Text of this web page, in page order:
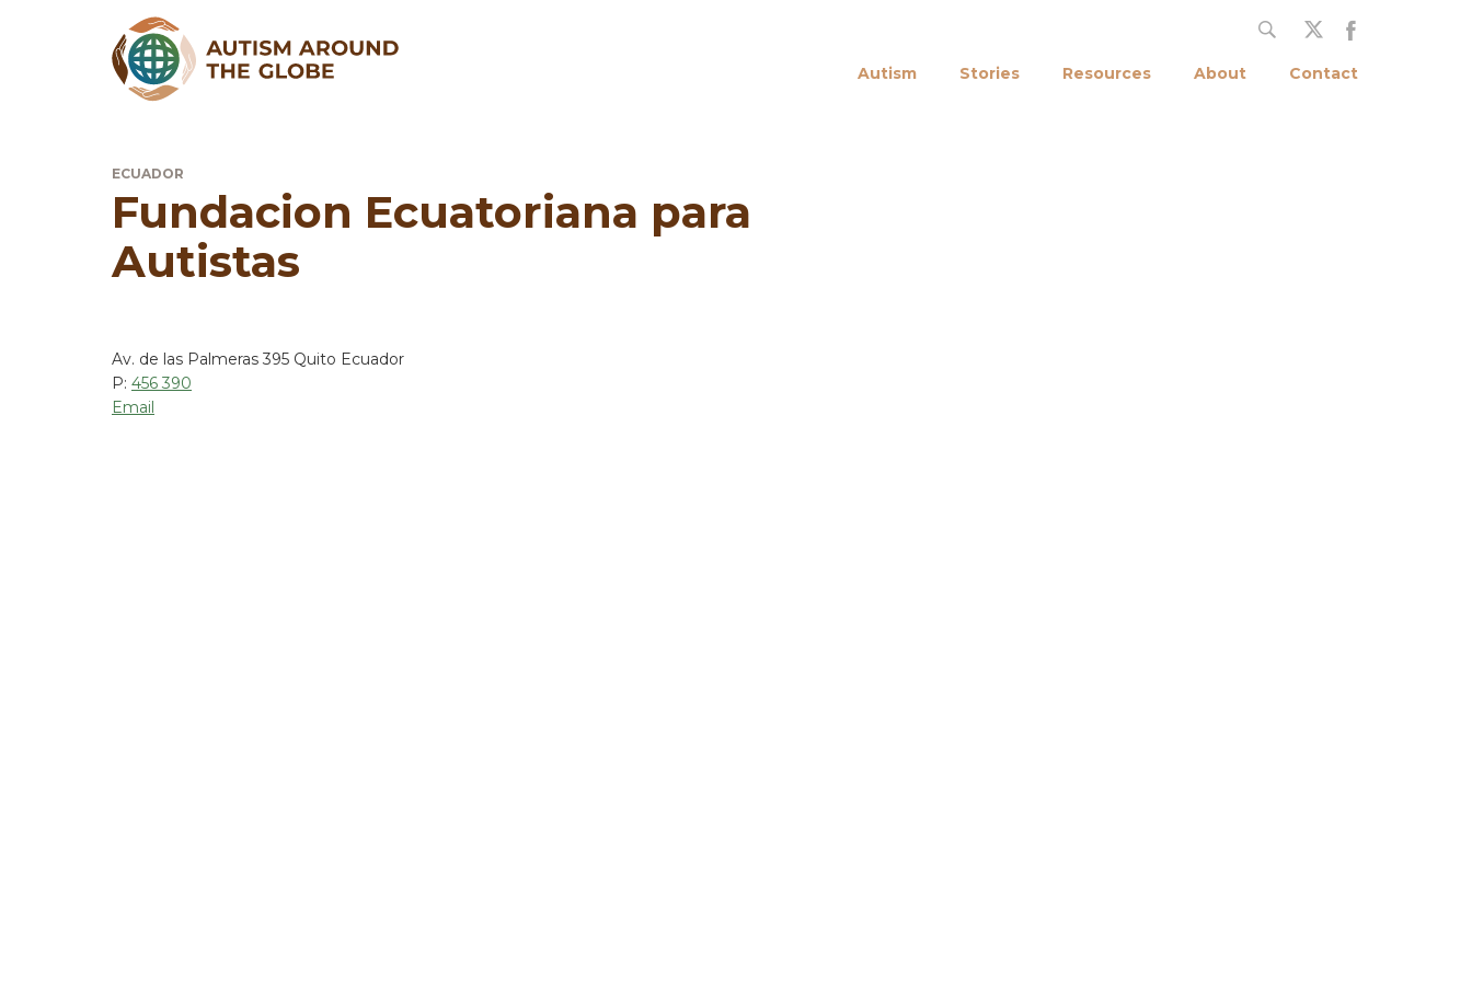
Autism Stories Resources About Contact
ECUADOR
Fundacion Ecuatoriana para
Autistas
Av. de las Palmeras 395 Quito Ecuador
P: 456 390
Email